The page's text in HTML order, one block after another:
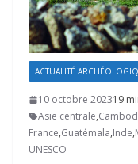
ACTUALITÉ
10 octobre 202319
Asie centrale,
France,Guatémala,Inde,
UNESCO